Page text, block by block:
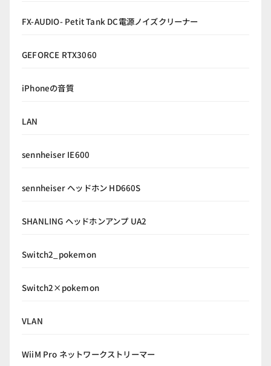
FX-AUDIO- Petit Tank DC電源ノイズクリーナー
GEFORCE RTX3060
iPhoneの音質
LAN
sennheiser IE600
sennheiser ヘッドホン HD660S
SHANLING ヘッドホンアンプ UA2
Switch2_pokemon
Switch2×pokemon
VLAN
WiiM Pro ネットワークストリーマー